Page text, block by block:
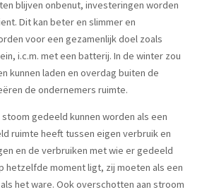
blijven onbenut, investeringen worden
Dit kan beter en slimmer en
voor een gezamenlijk doel zoals
i.c.m. met een batterij. In de winter zou
kunnen laden en overdag buiten de
de ondernemers ruimte.
gedeeld kunnen worden als een
ruimte heeft tussen eigen verbruik en
en de verbruiken met wie er gedeeld
hetzelfde moment ligt, zij moeten als een
het ware. Ook overschotten aan stroom